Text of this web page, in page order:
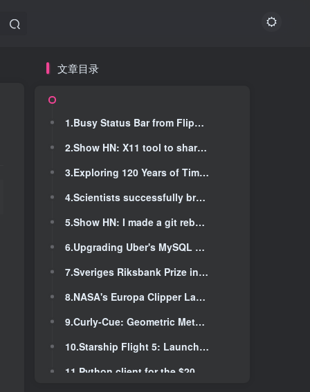
文章目录
1.Busy Status Bar from Flipper Devices
2.Show HN: X11 tool to share a screen area in any video meeting
3.Exploring 120 Years of Timezones (2021)
4.Scientists successfully breed corals to improve their heat tolerance
5.Show HN: I made a git rebase TUI editor
6.Upgrading Uber's MySQL Fleet
7.Sveriges Riksbank Prize in Economic Sciences in Memory of Alfred Nobel 2024
8.NASA's Europa Clipper Launch
9.Curly-Cue: Geometric Methods for Highly Coiled Hair
10.Starship Flight 5: Launch and booster catch
文章目录
1.Busy Status Bar from Flipper Devices
2.Show HN: X11 tool to share a screen area in any video meeting
3.Exploring 120 Years of Timezones (2021)
4.Scientists successfully breed corals to improve their heat tolerance
5.Show HN: I made a git rebase TUI editor
6.Upgrading Uber's MySQL Fleet
7.Sveriges Riksbank Prize in Economic Sciences in Memory of Alfred Nobel 2024
8.NASA's Europa Clipper Launch
9.Curly-Cue: Geometric Methods for Highly Coiled Hair
10.Starship Flight 5: Launch and booster catch